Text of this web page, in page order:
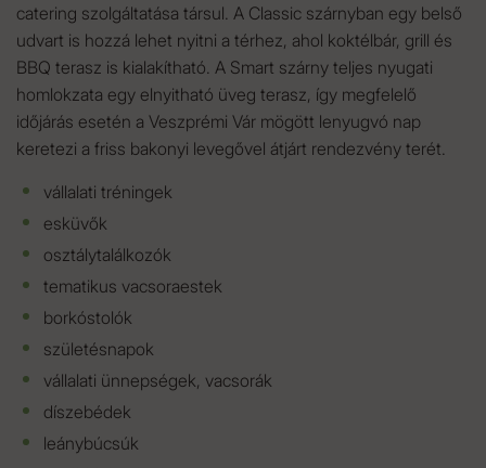
catering szolgáltatása társul. A Classic szárnyban egy belső
udvart is hozzá lehet nyitni a térhez, ahol koktélbár, grill és
BBQ terasz is kialakítható. A Smart szárny teljes nyugati
homlokzata egy elnyitható üveg terasz, így megfelelő
időjárás esetén a Veszprémi Vár mögött lenyugvó nap
keretezi a friss bakonyi levegővel átjárt rendezvény terét.
vállalati tréningek
esküvők
osztálytalálkozók
tematikus vacsoraestek
borkóstolók
születésnapok
vállalati ünnepségek, vacsorák
díszebédek
leánybúcsúk